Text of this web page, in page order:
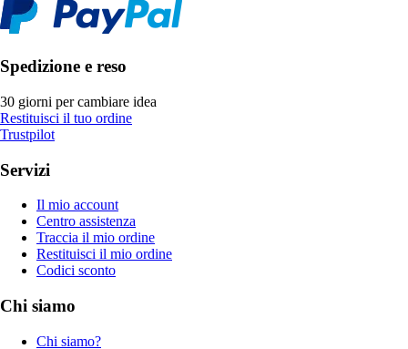
Spedizione e reso
30 giorni per cambiare idea
Restituisci il tuo ordine
Trustpilot
Servizi
Il mio account
Centro assistenza
Traccia il mio ordine
Restituisci il mio ordine
Codici sconto
Chi siamo
Chi siamo?